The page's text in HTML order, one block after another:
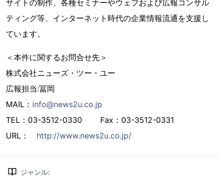
サイトの制作、各種セミナーやウェブおよび広報コンサル
ティング等、インターネット時代の企業情報流通を支援し
ています。
＜本件に関するお問合せ先＞
株式会社ニューズ・ツー・ユー
広報担当:冨岡
MAIL： info@news2u.co.jp
TEL：03-3512-0330 Fax：03-3512-0331
URL： http://www.news2u.co.jp/
ジャンル: